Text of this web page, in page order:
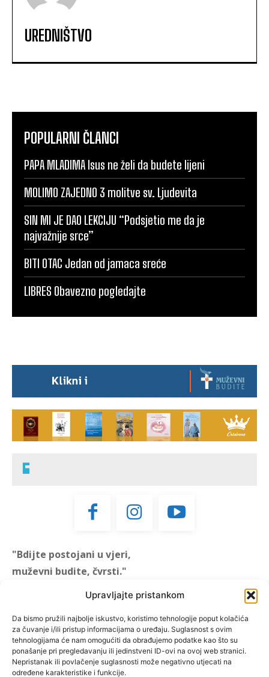
Upravljajte pristankom
Da bismo pružili najbolje iskustvo, koristimo tehnologije poput kolačića
za čuvanje i/ili pristup informacijama o uređaju. Suglasnost s ovim
tehnologijama će nam omogućiti da obrađujemo podatke kao što su
ponašanje pri pregledavanju ili jedinstveni ID-ovi na ovoj web stranici.
Nepristanak ili povlačenje suglasnosti može negativno utjecati na
određene karakteristike i funkcije.
UREDNIŠTVO
POPULARNI ČLANCI
PAPA MLADIMA Isus ne želi da budete lijeni
MOLIMO ZAJEDNO 3 molitve sv. Ljudevita
SIN MI JE DAO LEKCIJU “Podsjetio me da je
najvažnije srce”
BITI OTAC Jedan od jamaca sreće
LIBRES Obavezno pogledajte
"Bdijte postojani u vjeri,
muževni budite, čvrsti."
"Muževni budite" prvi je
hrvatski portal za katoličke
muškarce koji pokušava
reafirmirati u današnje